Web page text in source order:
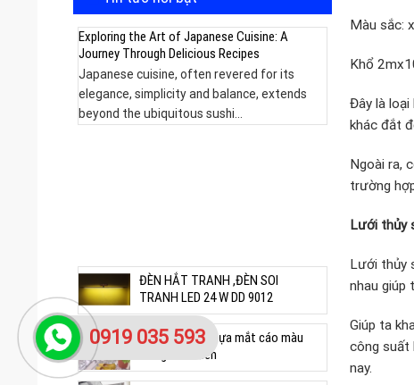
Exploring the Art of Japanese Cuisine: A
Journey Through Delicious Recipes
Japanese cuisine, often revered for its
elegance, simplicity and balance, extends
beyond the ubiquitous sushi...
ĐÈN HẮT TRANH ,ĐÈN SOI
TRANH LED 24 W DD 9012
lưới trang trí nhựa mắt cáo màu
trắng xanh đen
Màu sắc:
Khổ
Đây là
khác đắt
Ngoài ra,
trường
Lưới thủy
Lưới thủy
nhau giúp
Giúp ta
công suất
nay.
0919 035 593